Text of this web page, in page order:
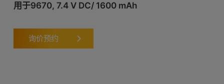
用于9670, 7.4 V DC/ 1600 mAh
询价预约